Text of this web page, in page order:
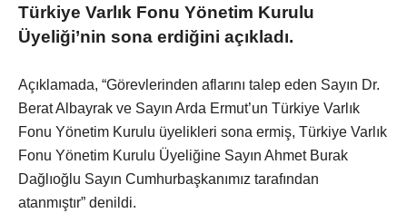
Türkiye Varlık Fonu Yönetim Kurulu
Üyeliği’nin sona erdiğini açıkladı.
Açıklamada, “Görevlerinden aflarını talep eden Sayın Dr.
Berat Albayrak ve Sayın Arda Ermut’un Türkiye Varlık
Fonu Yönetim Kurulu üyelikleri sona ermiş, Türkiye Varlık
Fonu Yönetim Kurulu Üyeliğine Sayın Ahmet Burak
Dağlıoğlu Sayın Cumhurbaşkanımız tarafından
atanmıştır” denildi.